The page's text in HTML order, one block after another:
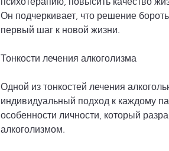
Он подчеркивает, что решение
первый шаг к новой жизни.
Тонкости лечения алкоголизма
Одной из тонкостей лечения
индивидуальный подход к каждому
особенности личности, который
алкоголизмом.